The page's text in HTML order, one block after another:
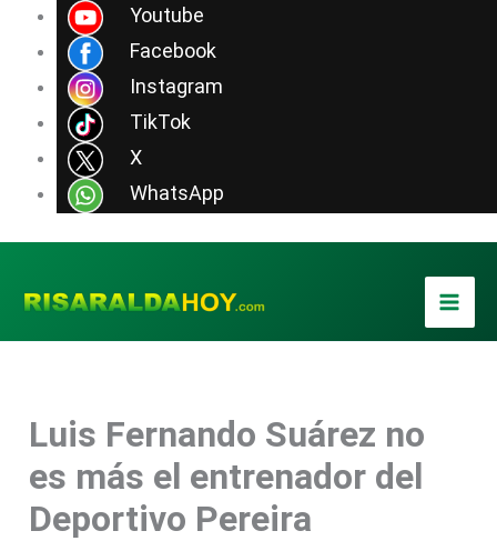
Youtube
Facebook
Instagram
TikTok
X
WhatsApp
contenido
Luis Fernando Suárez no
es más el entrenador del
Deportivo Pereira